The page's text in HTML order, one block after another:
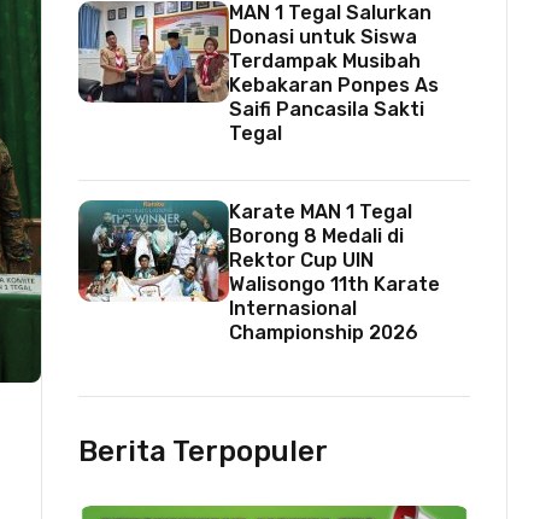
MAN 1 Tegal Salurkan
Donasi untuk Siswa
Terdampak Musibah
Kebakaran Ponpes As
Saifi Pancasila Sakti
Tegal
Karate MAN 1 Tegal
Borong 8 Medali di
Rektor Cup UIN
Walisongo 11th Karate
Internasional
Championship 2026
Berita Terpopuler